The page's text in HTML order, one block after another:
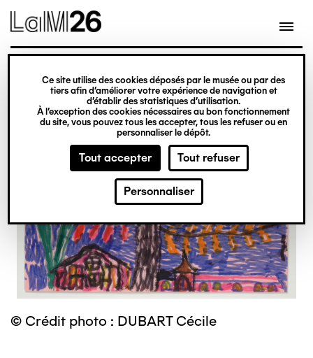
Gestion des cookies
Ce site utilise des cookies déposés par le musée ou par des
tiers afin d’améliorer votre expérience de navigation et
d’établir des statistiques d’utilisation.
À l’exception des cookies nécessaires au bon fonctionnement
du site, vous pouvez tous les accepter, tous les refuser ou en
personnaliser le dépôt.
Tout accepter Tout refuser
Personnaliser
contenu
© Crédit photo : DUBART Cécile